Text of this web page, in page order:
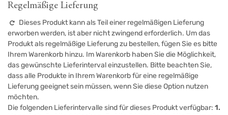
Regelmäßige Lieferung
Dieses Produkt kann als Teil einer regelmäßigen Lieferung
erworben werden, ist aber nicht zwingend erforderlich. Um das
Produkt als regelmäßige Lieferung zu bestellen, fügen Sie es bitte
Ihrem Warenkorb hinzu. Im Warenkorb haben Sie die Möglichkeit,
das gewünschte Lieferinterval einzustellen. Bitte beachten Sie,
dass alle Produkte in Ihrem Warenkorb für eine regelmäßige
Lieferung geeignet sein müssen, wenn Sie diese Option nutzen
möchten.
Die folgenden Lieferintervalle sind für dieses Produkt verfügbar: 1.